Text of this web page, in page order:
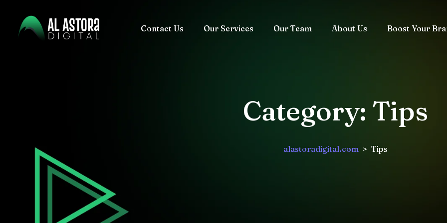
Contact Us Our Services Our Team About Us Boost Your
Category: Tips
alastoradigital.com > Tips